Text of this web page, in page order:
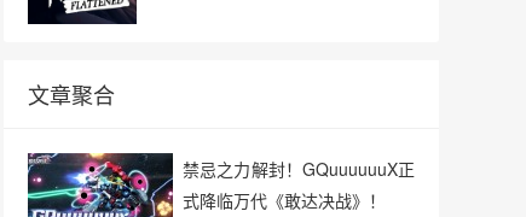
文章聚合
禁忌之力解封！GQuuuuuuX正
式降临万代《敢达决战》！